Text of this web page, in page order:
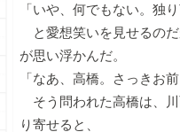
「いや、何でもない。独り
と愛想笑いを見せるの
が思い浮かんだ。
「なあ、高橋。さっきお
そう問われた高橋は、
り寄せると、